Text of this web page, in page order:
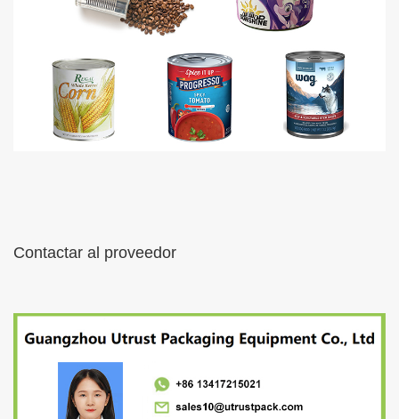
Contactar al proveedor